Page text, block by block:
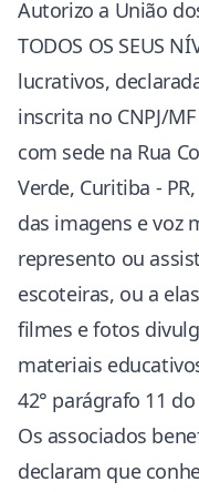
Autorizo a União
TODOS OS SEUS
lucrativos,
inscrita no CNPJ/
com sede na Rua
Verde, Curitiba -
das imagens e voz
represento ou
escoteiras, ou a
filmes e fotos
materiais
42° parágrafo 11
Os associados
declaram que